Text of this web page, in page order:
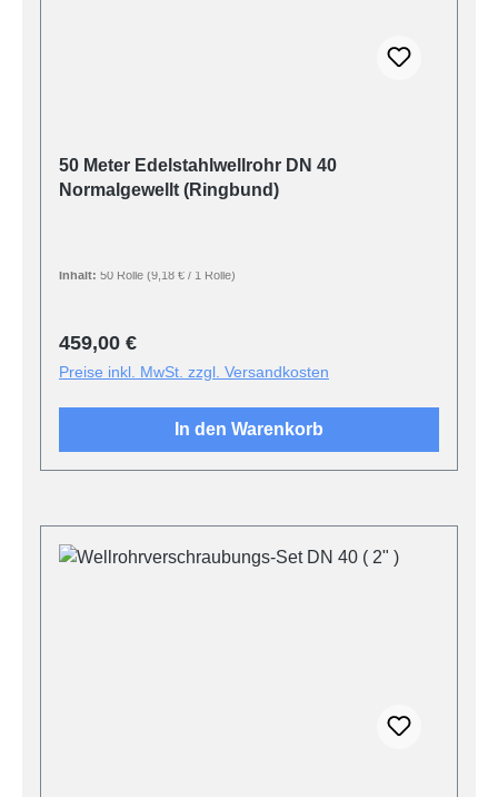
50 Meter Edelstahlwellrohr DN 40
Normalgewellt (Ringbund)
Inhalt: 50 Rolle (9,18 € / 1 Rolle)
Regulärer Preis:
459,00 €
Preise inkl. MwSt. zzgl. Versandkosten
In den Warenkorb